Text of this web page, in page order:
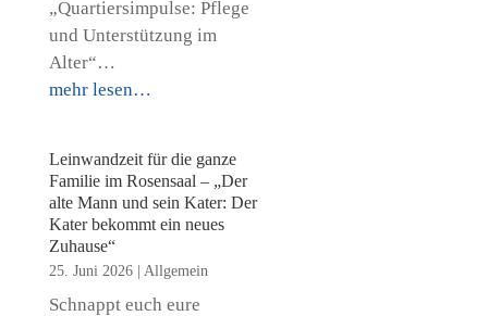
„Quartiersimpulse: Pflege
und Unterstützung im
Alter“…
mehr lesen…
Leinwandzeit für die ganze
Familie im Rosensaal – „Der
alte Mann und sein Kater: Der
Kater bekommt ein neues
Zuhause“
25. Juni 2026| Allgemein
Schnappt euch eure